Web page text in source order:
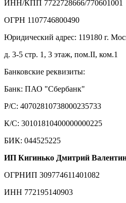
ИНН/КПП 7722728666/770601001
ОГРН 1107746800490
Юридический адрес: 119180 г.
д. 3-5 стр. 1, 3 этаж, пом.II, ком.1
Банковские реквизиты:
Банк: ПАО "Сбербанк"
Р/С: 40702810738000235733
К/С: 30101810400000000225
БИК: 044525225
ИП Кигинько Дмитрий
ОГРНИП 309774611401082
ИНН